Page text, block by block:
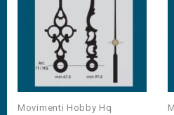
Movimenti Hobby Hq